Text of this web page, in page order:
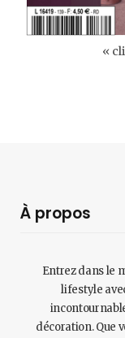
«
À propos
Entrez dans le
lifestyle
décoration. Que